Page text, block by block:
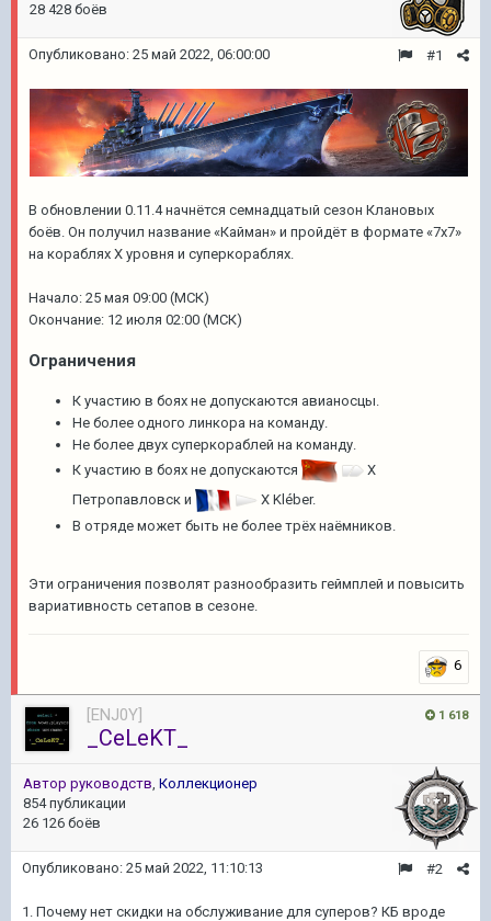
28 428 боёв
#1
Опубликовано: 25 май 2022, 06:00:00
В обновлении 0.11.4 начнётся семнадцатый сезон Клановых
боёв. Он получил название «Кайман» и пройдёт в формате «7х7»
на кораблях Х уровня и суперкораблях.
Начало: 25 мая 09:00 (МСК)
Окончание: 12 июля 02:00 (МСК)
Ограничения
К участию в боях не допускаются авианосцы.
Не более одного линкора на команду.
Не более двух суперкораблей на команду.
К участию в боях не допускаются
X
Петропавловск и X Kléber.
В отряде может быть не более трёх наёмников.
Эти ограничения позволят разнообразить геймплей и повысить
вариативность сетапов в сезоне.
6
1 618
[ENJ0Y]
_CeLeKT_
Автор руководств, Коллекционер
854 публикации
26 126 боёв
#2
Опубликовано: 25 май 2022, 11:10:13
1. Почему нет скидки на обслуживание для суперов? КБ вроде